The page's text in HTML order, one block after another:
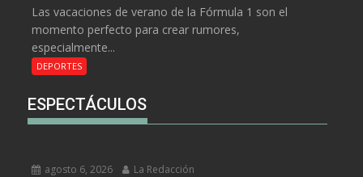
Las vacaciones de verano de la Fórmula 1 son el
momento perfecto para crear rumores,
especialmente...
DEPORTES
ESPECTÁCULOS
agosto 6, 2026 La Redacción